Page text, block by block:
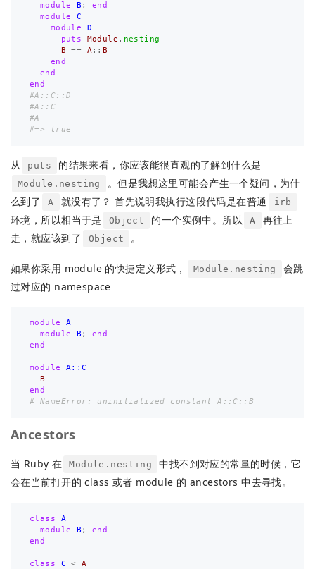
module
B ;
end
module
C
module
D
puts
Module . nesting
B
== A:: B
end
end
end
#A::C::D
#A::C
#A
#=> true
从 puts 的结果来看，你应该能很直观的了解到什么是
Module.nesting
。但是我想这里可能会产生一个疑问，为什
么到了
A 就没有了？ 首先说明我执行这段代码是在普通 irb
环境，所以相当于是 Object 的一个实例中。所以 A
再往上
走，就应该到了
Object 。
如果你采用 module 的快捷定义形式， Module.nesting
会跳
过对应的 namespace
module
A
module
B ;
end
end
module
A::C
B
end
# NameError: uninitialized constant A::C::B
Ancestors
当 Ruby 在 Module.nesting
中找不到对应的常量的时候，它
会在当前打开的 class 或者 module 的 ancestors 中去寻找。
class
A
module
B ;
end
end
class C <
A